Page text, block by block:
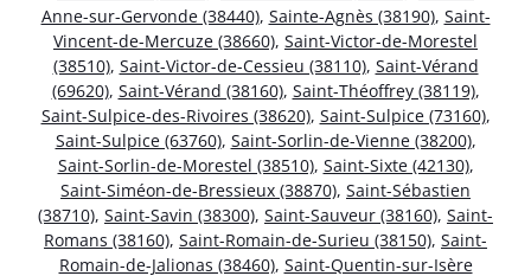
Anne-sur-Gervonde (38440), Sainte-Agnès (38190), Saint-
Vincent-de-Mercuze (38660), Saint-Victor-de-Morestel
(38510), Saint-Victor-de-Cessieu (38110), Saint-Vérand
(69620), Saint-Vérand (38160), Saint-Théoffrey (38119),
Saint-Sulpice-des-Rivoires (38620), Saint-Sulpice (73160),
Saint-Sulpice (63760), Saint-Sorlin-de-Vienne (38200),
Saint-Sorlin-de-Morestel (38510), Saint-Sixte (42130),
Saint-Siméon-de-Bressieux (38870), Saint-Sébastien
(38710), Saint-Savin (38300), Saint-Sauveur (38160), Saint-
Romans (38160), Saint-Romain-de-Surieu (38150), Saint-
Romain-de-Jalionas (38460), Saint-Quentin-sur-Isère